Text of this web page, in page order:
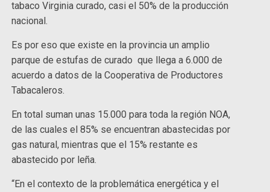
tabaco Virginia curado, casi el 50% de la producción
nacional.
Es por eso que existe en la provincia un amplio
parque de estufas de curado que llega a 6.000 de
acuerdo a datos de la Cooperativa de Productores
Tabacaleros.
En total suman unas 15.000 para toda la región NOA,
de las cuales el 85% se encuentran abastecidas por
gas natural, mientras que el 15% restante es
abastecido por leña.
“En el contexto de la problemática energética y el